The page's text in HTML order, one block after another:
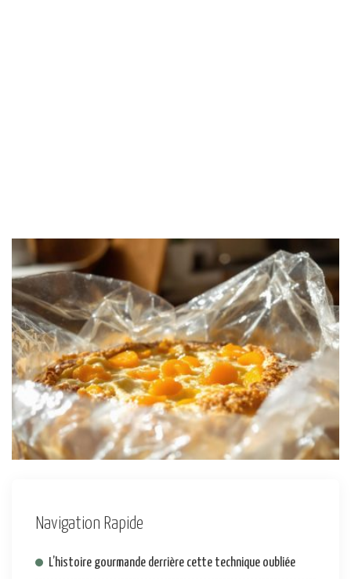
Navigation Rapide
L’histoire gourmande derrière cette technique oubliée